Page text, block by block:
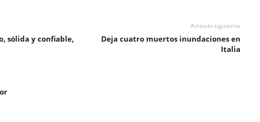
sólida y confiable,
Artículo siguiente
Deja cuatro muertos inundaciones en
Italia